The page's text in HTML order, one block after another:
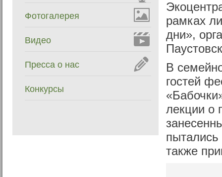
Фотогалерея
Видео
Пресса о нас
Конкурсы
рамках
дни»,
В
гостей
лекции о
пытались
также